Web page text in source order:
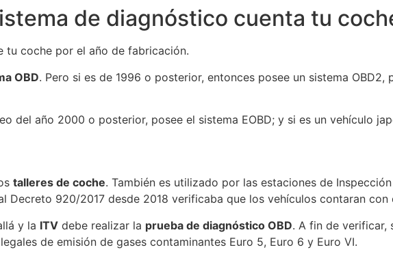
de diagnóstico cuenta tu
tu coche por el año de fabricación.
OBD. Pero si es de 1996 o posterior, entonces posee un sistema OBD2,
del año 2000 o posterior, posee el sistema EOBD; y si es un vehículo
talleres de coche. También es utilizado por las estaciones de
Decreto 920/2017 desde 2018 verificaba que los vehículos contaran con
y la ITV debe realizar la prueba de diagnóstico OBD. A fin de verificar,
de emisión de gases contaminantes Euro 5, Euro 6 y Euro VI.